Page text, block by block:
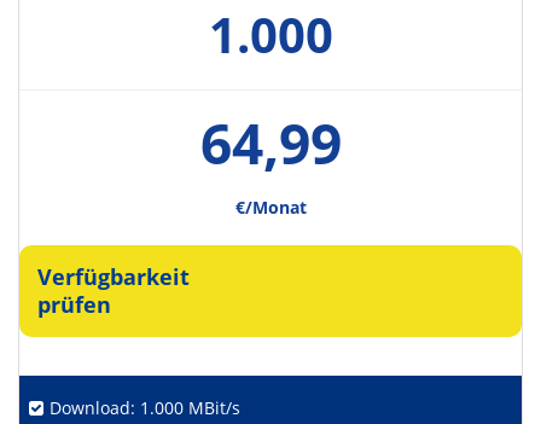
1.000
64,99
€/Monat
Verfügbarkeit
prüfen
Download: 1.000 MBit/s